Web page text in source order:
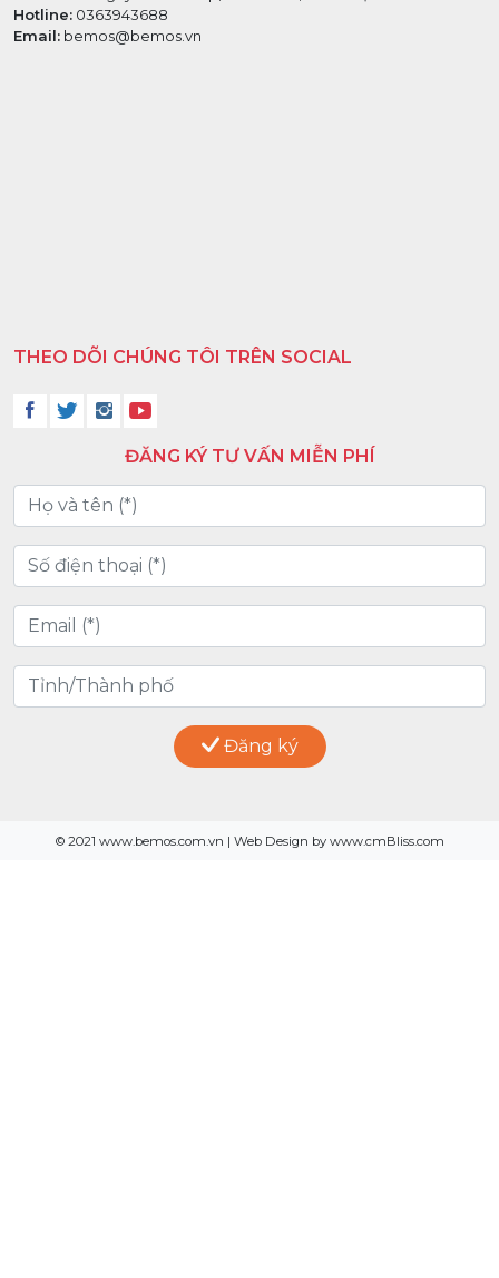
Hotline: 0363943688
Email: bemos@bemos.vn
THEO DÕI CHÚNG TÔI TRÊN SOCIAL
ĐĂNG KÝ TƯ VẤN MIỄN PHÍ
Đăng ký
© 2021 www.bemos.com.vn | Web Design by www.cmBliss.com